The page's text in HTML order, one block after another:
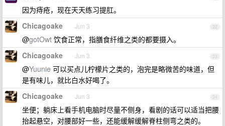
因为痔疮，现在天天练习提肛。
22
Chicagoake Jun 3
@gotOwt 饮食正常，指膳食纤维之类的都要摄入。
23
Chicagoake Jun 3
@Yuunie 可以买点儿柠檬片之类的，泡完是略微苦的味道，但
是有味儿，就比白水好喝了。
24
Chicagoake Jun 3
坐便；躺床上看手机电脑时尽量不侧身，看剧的话可以适当把腰
抬起悬空，对腰部好一些，还能缓解缓解脊柱侧弯之类的。